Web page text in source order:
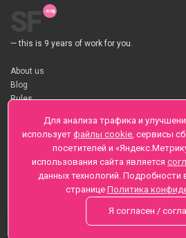
— this is 9 years of work for you.
About us
Blog
Rules
About flower Delivery
Payment
Telegramm
Sankt-Peterburg, Zaozernaya 6
+7 (812) 425-01-16
Questions? Call 24 hours
Для анализа трафика и
использует файлы cookie, сервисы
посетителей и
использования сайта является
данных технологий. Подробности
странице Политика
Я согласен /